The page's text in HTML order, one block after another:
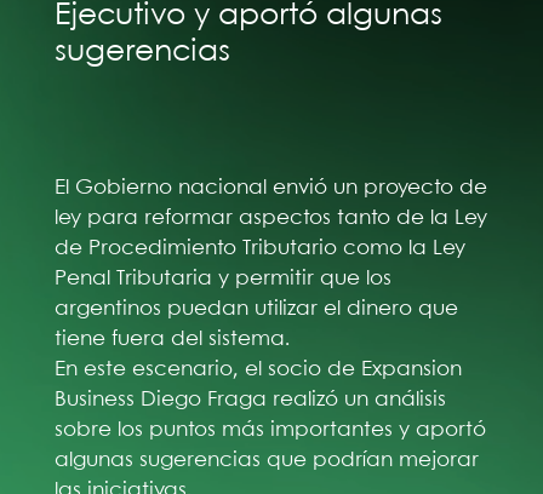
Ejecutivo y aportó algunas
sugerencias
El Gobierno nacional envió un proyecto de
ley para reformar aspectos tanto de la Ley
de Procedimiento Tributario como la Ley
Penal Tributaria y permitir que los
argentinos puedan utilizar el dinero que
tiene fuera del sistema.
En este escenario, el socio de Expansion
Business Diego Fraga realizó un análisis
sobre los puntos más importantes y aportó
algunas sugerencias que podrían mejorar
las iniciativas.